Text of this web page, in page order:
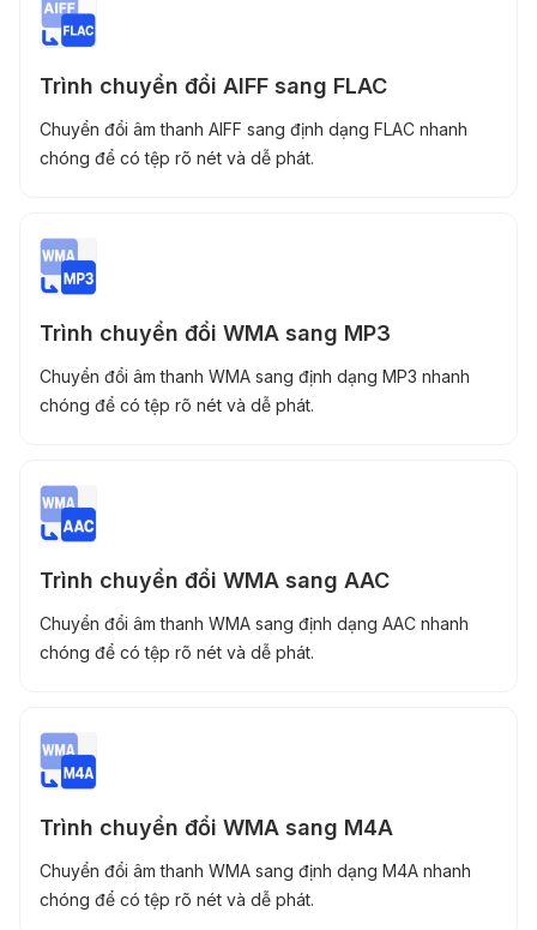
Trình chuyển đổi AIFF sang FLAC
Chuyển đổi âm thanh AIFF sang định dạng FLAC nhanh
chóng để có tệp rõ nét và dễ phát.
Trình chuyển đổi WMA sang MP3
Chuyển đổi âm thanh WMA sang định dạng MP3 nhanh
chóng để có tệp rõ nét và dễ phát.
Trình chuyển đổi WMA sang AAC
Chuyển đổi âm thanh WMA sang định dạng AAC nhanh
chóng để có tệp rõ nét và dễ phát.
Trình chuyển đổi WMA sang M4A
Chuyển đổi âm thanh WMA sang định dạng M4A nhanh
chóng để có tệp rõ nét và dễ phát.